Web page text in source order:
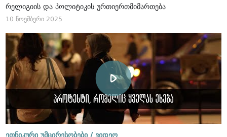
რელიგიის და პოლიტიკის ურთიერთმიმართება
10 ნოემბერი 2025
ეთნიკური უმცირესობები / ვიდეო